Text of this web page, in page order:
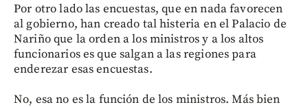
Por otro lado las encuestas, que en nada favorecen
al gobierno, han creado tal histeria en el Palacio de
Nariño que la orden a los ministros y a los altos
funcionarios es que salgan a las regiones para
enderezar esas encuestas.
No, esa no es la función de los ministros. Más bien